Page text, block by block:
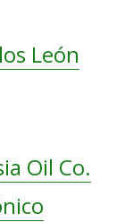
León
Oil Co.